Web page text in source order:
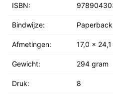
ISBN:
Bindwijze: Paperback
Afmetingen: 17,0 x
Gewicht: 294 gram
Druk: 8